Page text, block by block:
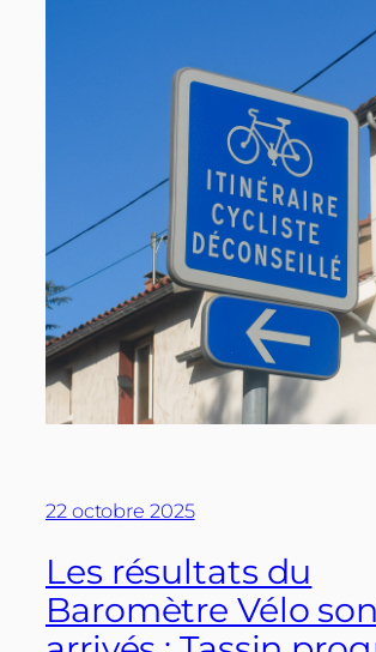
22 octobre 2025
Les résultats du
Baromètre Vélo